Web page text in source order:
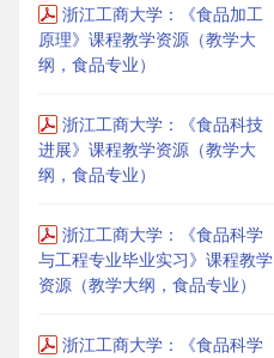
浙江工商大学：《食品加工
原理》课程教学资源（教学大
纲，食品专业）
浙江工商大学：《食品科技
进展》课程教学资源（教学大
纲，食品专业）
浙江工商大学：《食品科学
与工程专业毕业实习》课程教学
资源（教学大纲，食品专业）
浙江工商大学：《食品科学